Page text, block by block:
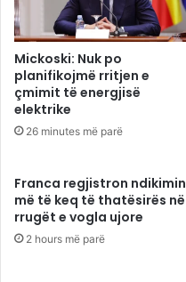
Mickoski: Nuk po
planifikojmë rritjen e
çmimit të energjisë
elektrike
26 minutes më parë
Franca regjistron ndikimin
më të keq të thatësirës në
rrugët e vogla ujore
2 hours më parë